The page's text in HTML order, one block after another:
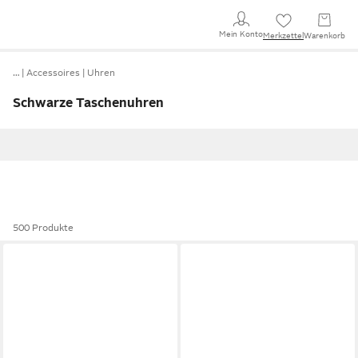
Mein KontoMerkzettel Warenkorb
… Accessoires Uhren
Schwarze Taschenuhren
500 Produkte